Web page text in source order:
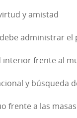
y amistad
administrar el
interior frente al
y búsqueda
frente a las masas